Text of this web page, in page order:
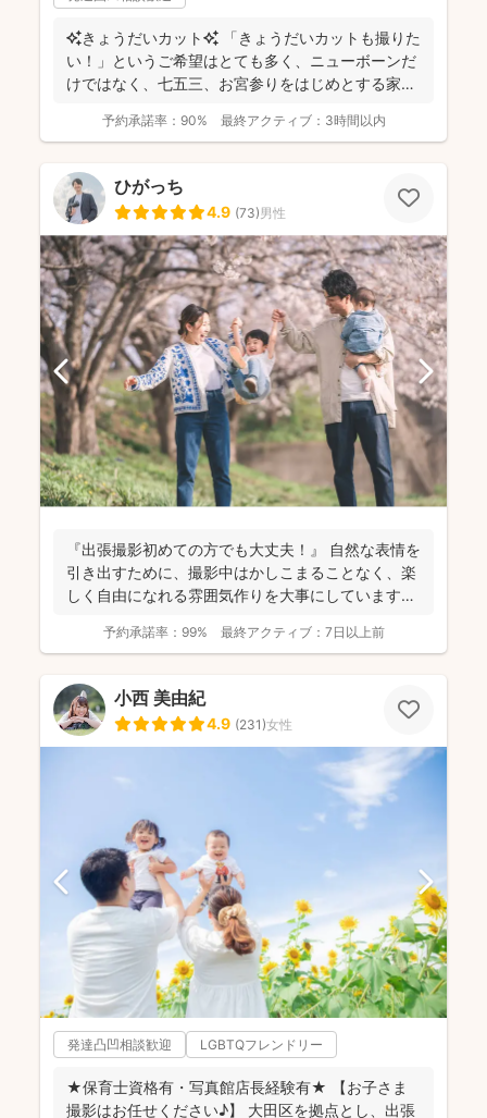
✨きょうだいカット✨ 「きょうだいカットも撮りた
い！」というご希望はとても多く、ニューボーンだ
けではなく、七五三、お宮参りをはじめとする家族
予約承諾率： 90% 最終アクティブ： 3時間以内
ひがっち
4.9 (73)男性
『出張撮影初めての方でも大丈夫！』 自然な表情を
引き出すために、撮影中はかしこまることなく、楽
しく自由になれる雰囲気作りを大事にしています＾
予約承諾率： 99% 最終アクティブ： 7日以上前
小西 美由紀
4.9 (231)女性
発達凸凹相談歓迎 LGBTQフレンドリー
★保育士資格有・写真館店長経験有★ 【お子さま
撮影はお任せください♪】 大田区を拠点とし、出張